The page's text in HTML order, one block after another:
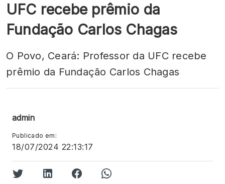
UFC recebe prêmio da
Fundação Carlos Chagas
O Povo, Ceará: Professor da UFC recebe
prêmio da Fundação Carlos Chagas
admin
Publicado em:
18/07/2024 22:13:17